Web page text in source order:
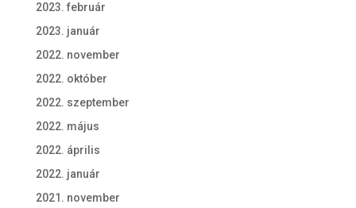
2023. február
2023. január
2022. november
2022. október
2022. szeptember
2022. május
2022. április
2022. január
2021. november